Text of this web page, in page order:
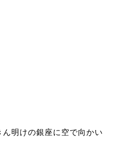
明けの銀座に空で向かい